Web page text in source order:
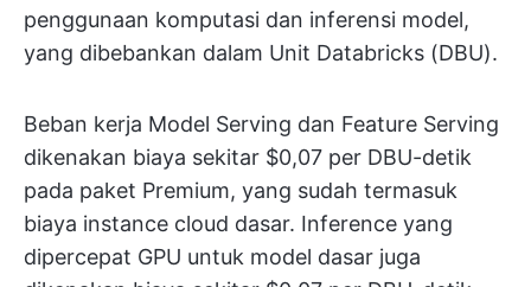
penggunaan komputasi dan inferensi model,
yang dibebankan dalam Unit Databricks (DBU).
Beban kerja Model Serving dan Feature Serving
dikenakan biaya sekitar $0,07 per DBU-detik
pada paket Premium, yang sudah termasuk
biaya instance cloud dasar. Inference yang
dipercepat GPU untuk model dasar juga